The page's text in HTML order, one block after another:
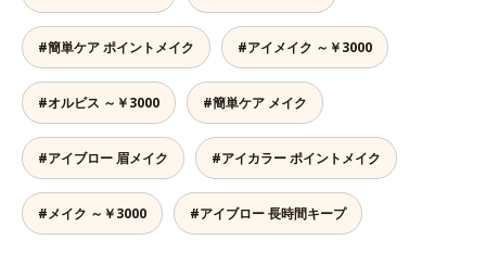
#簡単ケア ポイントメイク #アイメイク ～￥3000
#オルビス ～￥3000 #簡単ケア メイク
#アイブロー 眉メイク #アイカラー ポイントメイク
#メイク ～￥3000 #アイブロー 長時間キープ